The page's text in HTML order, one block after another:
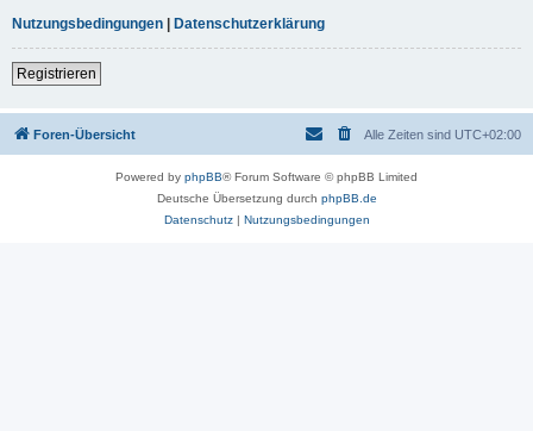
Nutzungsbedingungen | Datenschutzerklärung
Registrieren
Foren-Übersicht Alle Zeiten sind UTC+02:00
Powered by phpBB® Forum Software © phpBB Limited
Deutsche Übersetzung durch phpBB.de
Datenschutz| Nutzungsbedingungen